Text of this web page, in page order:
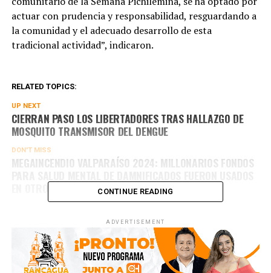
actuar con prudencia y responsabilidad, resguardando a
la comunidad y el adecuado desarrollo de esta
tradicional actividad”, indicaron.
RELATED TOPICS:
UP NEXT
CIERRAN PASO LOS LIBERTADORES TRAS HALLAZGO DE
MOSQUITO TRANSMISOR DEL DENGUE
DON'T MISS
MEGAINCENDIO VALPARAÍSO 2024: MILLONARIOS FONDOS
EN OTROS FINES
CONTINUE READING
ADVERTISEMENT